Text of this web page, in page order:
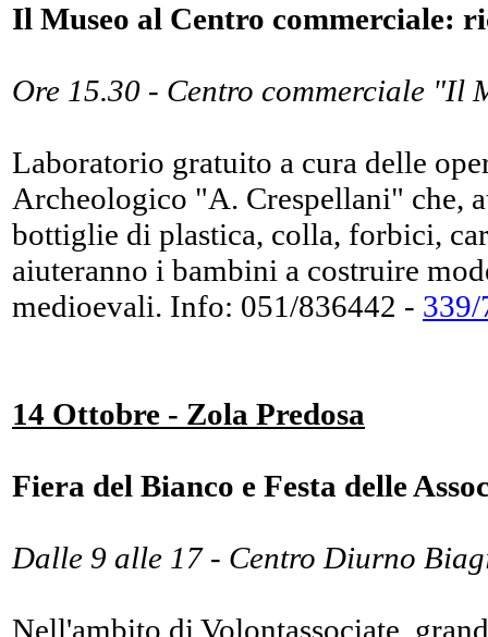
Il Museo al Centro commerciale:
Ore 15.30 - Centro commerciale "Il
Laboratorio gratuito a cura delle
Archeologico "A. Crespellani" che,
bottiglie di plastica, colla, forbici,
aiuteranno i bambini a costruire
medioevali. Info: 051/836442 -
14 Ottobre - Zola Predosa
Fiera del Bianco e Festa delle
Dalle 9 alle 17 - Centro Diurno
Nell'ambito di Volontassociate,